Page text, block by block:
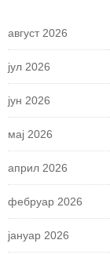
август 2026
јул 2026
јун 2026
мај 2026
април 2026
фебруар 2026
јануар 2026